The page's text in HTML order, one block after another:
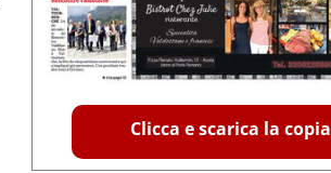
Clicca e scarica la copia